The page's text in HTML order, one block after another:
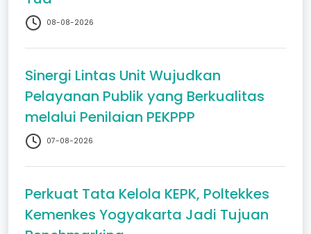
08-08-2026
Sinergi Lintas Unit Wujudkan
Pelayanan Publik yang Berkualitas
melalui Penilaian PEKPPP
07-08-2026
Perkuat Tata Kelola KEPK, Poltekkes
Kemenkes Yogyakarta Jadi Tujuan